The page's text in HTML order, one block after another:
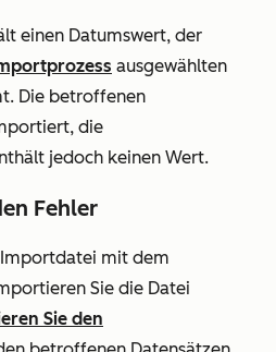
einen Datumswert, der
ausgewählten
Die betroffenen
die
jedoch keinen Wert.
Fehler
mit dem
Sie die Datei
Sie den